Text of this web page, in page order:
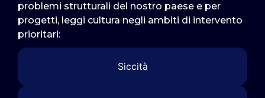
problemi strutturali del nostro paese e per
progetti, leggi cultura negli ambiti di intervento
prioritari:
Siccità